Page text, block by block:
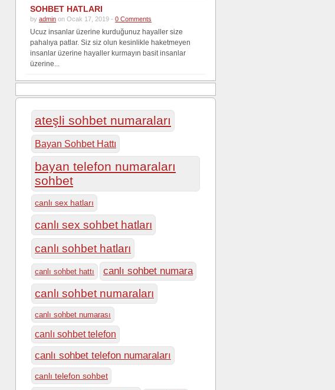
SOHBET HATLARI
by admin on Ocak 17, 2019 - 0 Comments
Ucuz insanlar üzerine kurduğunuz hayaller size
pahalıya patlar. Siz siz olun kesinlikle haketmeyen
insanlar üzerine hayaller kurmayın basit insanlar
üzerine...
ateşli sohbet numaraları
Bayan Sohbet Hattı
bayan telefon numaraları
sohbet
canlı sex hatları
canlı sex sohbet hatları
canlı sohbet hatları
canlı sohbet hattı canlı sohbet numara
canlı sohbet numaraları
canlı sohbet numarası
canlı sohbet telefon
canlı sohbet telefon numaraları
canlı telefon sohbet